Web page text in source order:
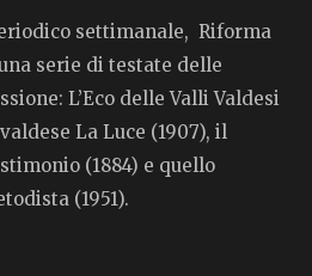
settimanale, Riforma
serie di testate delle
L’Eco delle Valli Valdesi
La Luce (1907), il
(1884) e quello
(1951).